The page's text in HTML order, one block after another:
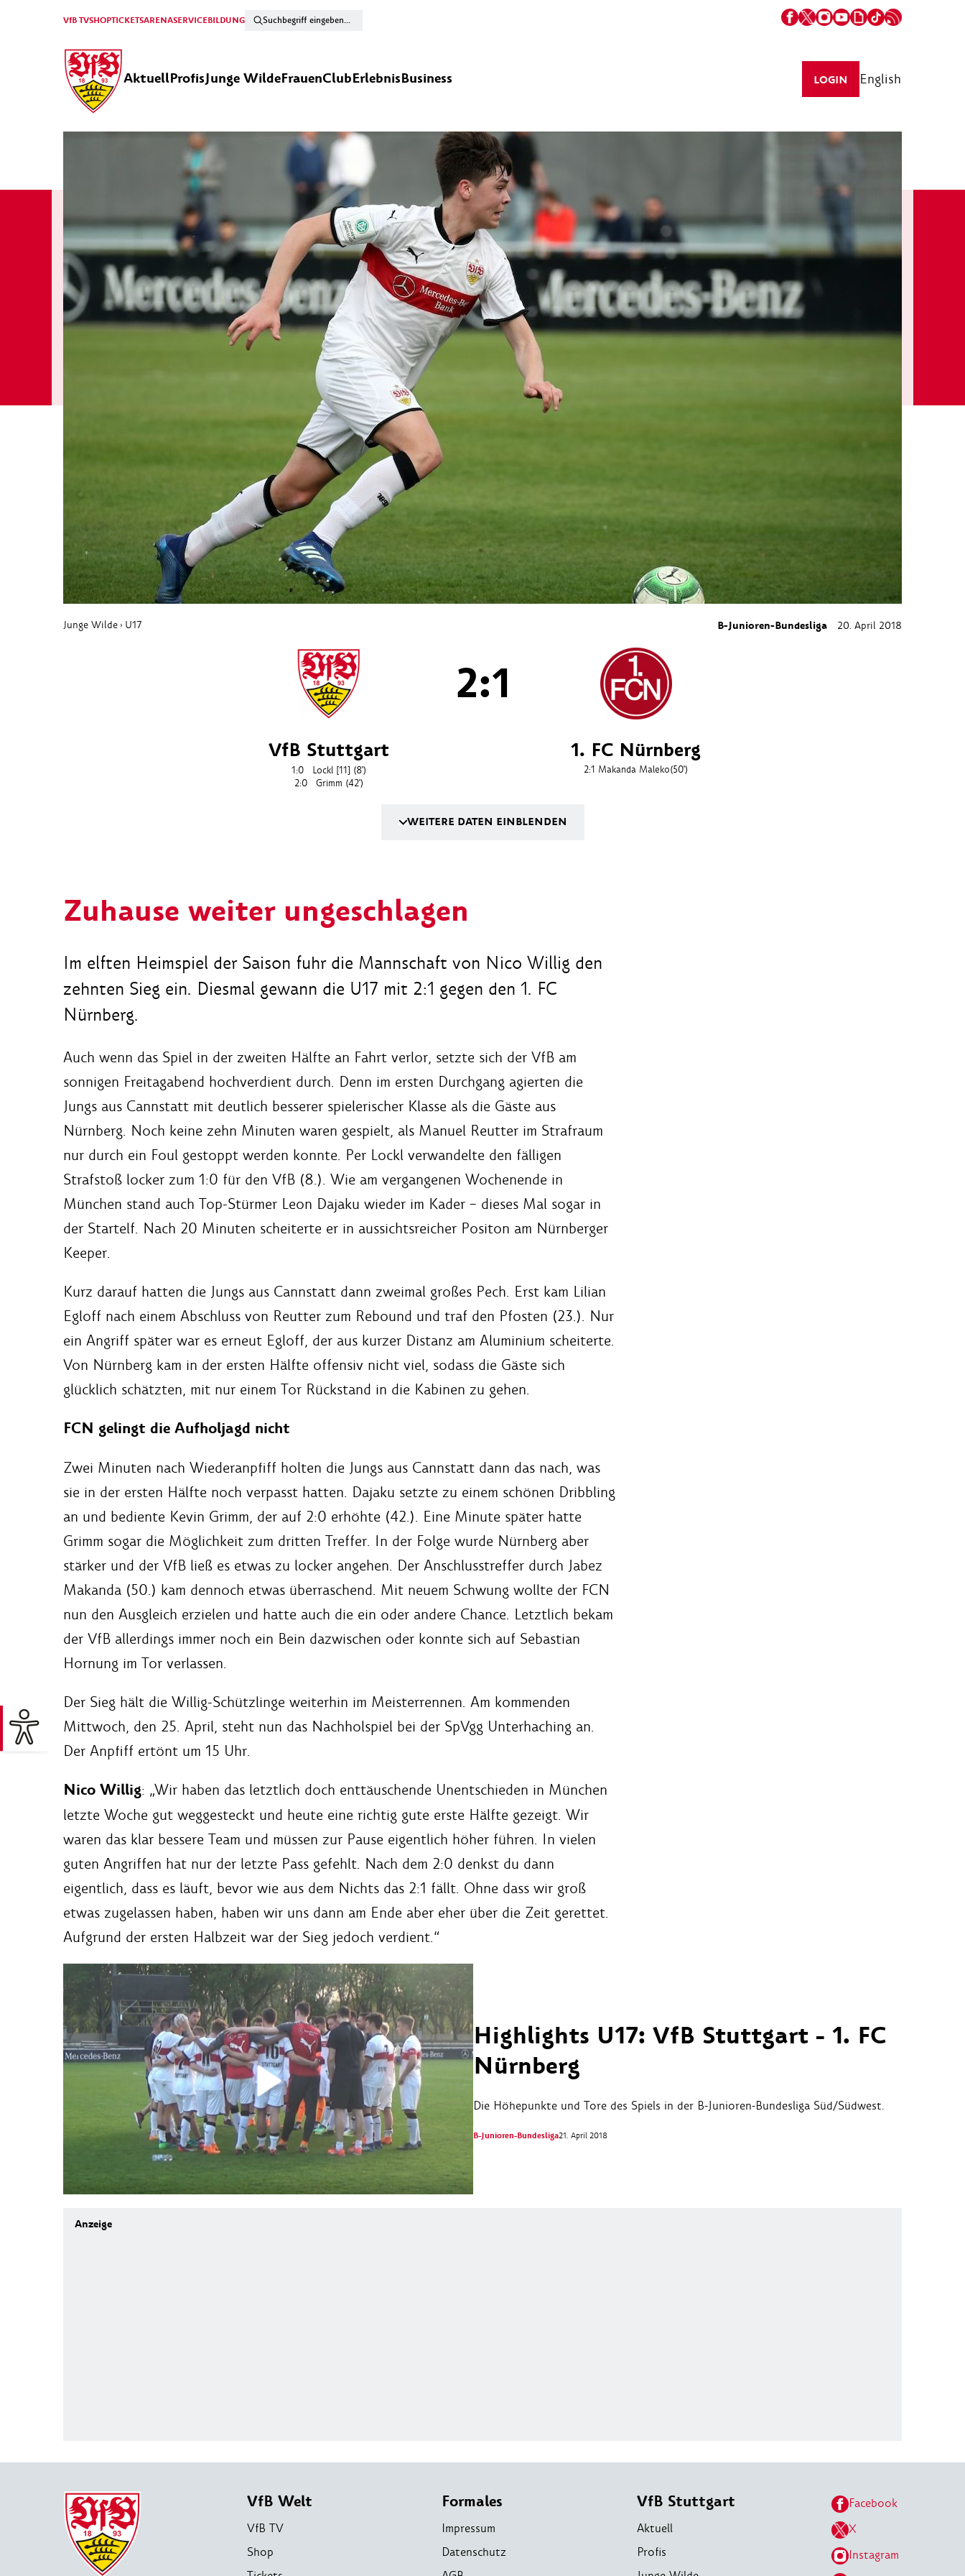
VfB TVSHOPTICKETSARENASERVICEBILDUNG
AktuellProfisJunge WildeFrauenClubErlebnisBusiness LOGIN English
Junge Wilde › U17 B-Junioren-Bundesliga 20. April 2018
VfB Stuttgart
1:0 Lockl [11] (8')
2:0
Grimm (42')
2:1
1. FC Nürnberg
2:1 Makanda Maleko(50')
WEITERE DATEN EINBLENDEN
Zuhause weiter ungeschlagen
Im elften Heimspiel der Saison fuhr die Mannschaft von Nico Willig den
zehnten Sieg ein. Diesmal gewann die U17 mit 2:1 gegen den 1. FC
Nürnberg.
Auch wenn das Spiel in der zweiten Hälfte an Fahrt verlor, setzte sich der VfB am
sonnigen Freitagabend hochverdient durch. Denn im ersten Durchgang agierten die
Jungs aus Cannstatt mit deutlich besserer spielerischer Klasse als die Gäste aus
Nürnberg. Noch keine zehn Minuten waren gespielt, als Manuel Reutter im Strafraum
nur durch ein Foul gestoppt werden konnte. Per Lockl verwandelte den fälligen
Strafstoß locker zum 1:0 für den VfB (8.). Wie am vergangenen Wochenende in
München stand auch Top-Stürmer Leon Dajaku wieder im Kader – dieses Mal sogar in
der Startelf. Nach 20 Minuten scheiterte er in aussichtsreicher Positon am Nürnberger
Keeper.
Kurz darauf hatten die Jungs aus Cannstatt dann zweimal großes Pech. Erst kam Lilian
Egloff nach einem Abschluss von Reutter zum Rebound und traf den Pfosten (23.). Nur
ein Angriff später war es erneut Egloff, der aus kurzer Distanz am Aluminium scheiterte.
Von Nürnberg kam in der ersten Hälfte offensiv nicht viel, sodass die Gäste sich
glücklich schätzten, mit nur einem Tor Rückstand in die Kabinen zu gehen.
FCN gelingt die Aufholjagd nicht
Zwei Minuten nach Wiederanpfiff holten die Jungs aus Cannstatt dann das nach, was
sie in der ersten Hälfte noch verpasst hatten. Dajaku setzte zu einem schönen Dribbling
an und bediente Kevin Grimm, der auf 2:0 erhöhte (42.). Eine Minute später hatte
Grimm sogar die Möglichkeit zum dritten Treffer. In der Folge wurde Nürnberg aber
stärker und der VfB ließ es etwas zu locker angehen. Der Anschlusstreffer durch Jabez
Makanda (50.) kam dennoch etwas überraschend. Mit neuem Schwung wollte der FCN
nun den Ausgleich erzielen und hatte auch die ein oder andere Chance. Letztlich bekam
der VfB allerdings immer noch ein Bein dazwischen oder konnte sich auf Sebastian
Hornung im Tor verlassen.
Der Sieg hält die Willig-Schützlinge weiterhin im Meisterrennen. Am kommenden
Mittwoch, den 25. April, steht nun das Nachholspiel bei der SpVgg Unterhaching an.
Der Anpfiff ertönt um 15 Uhr.
Nico Willig: „Wir haben das letztlich doch enttäuschende Unentschieden in München
letzte Woche gut weggesteckt und heute eine richtig gute erste Hälfte gezeigt. Wir
waren das klar bessere Team und müssen zur Pause eigentlich höher führen. In vielen
guten Angriffen hat nur der letzte Pass gefehlt. Nach dem 2:0 denkst du dann
eigentlich, dass es läuft, bevor wie aus dem Nichts das 2:1 fällt. Ohne dass wir groß
etwas zugelassen haben, haben wir uns dann am Ende aber eher über die Zeit gerettet.
Aufgrund der ersten Halbzeit war der Sieg jedoch verdient.“
Highlights U17: VfB Stuttgart - 1. FC
Nürnberg
Die Höhepunkte und Tore des Spiels in der B-Junioren-Bundesliga Süd/Südwest.
B-Junioren-Bundesliga21. April 2018
VfB Welt
VfB TV
Shop
Formales
Impressum
Datenschutz
VfB Stuttgart
Aktuell
Profis
Facebook
X
Instagram